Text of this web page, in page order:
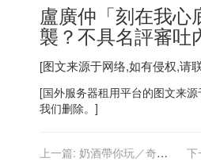
盧廣仲「刻在我心
襲？不具名評審吐
[图文来源于网络,如有侵权,请
[国外服务器租用平台的图文来
我们删除。]
上一篇: 奶酒帶你玩／奇幻
下